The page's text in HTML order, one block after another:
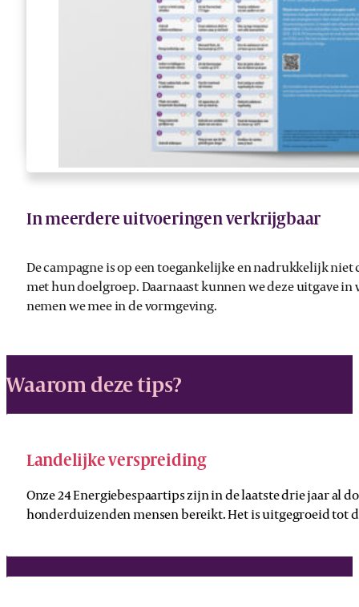
In meerdere uitvoeringen verkrijgbaar
De campagne is op een toegankelijke en nadrukkelijk
met hun doelgroep. Daarnaast kunnen we deze uitgave
nemen we mee in de vormgeving.
Waarom deze tips?
Landelijke verspreiding
Onze 24 Energiebespaartips zijn in de laatste drie jaar al
honderduizenden mensen bereikt. Het is uitgegroeid tot